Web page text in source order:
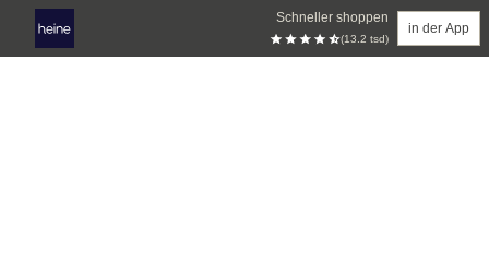
Schneller shoppen
(13.2 tsd)
in der App